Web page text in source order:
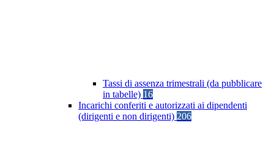
Tassi di assenza trimestrali (da pubblicare
in tabelle) 16
Incarichi conferiti e autorizzati ai dipendenti
(dirigenti e non dirigenti) 206